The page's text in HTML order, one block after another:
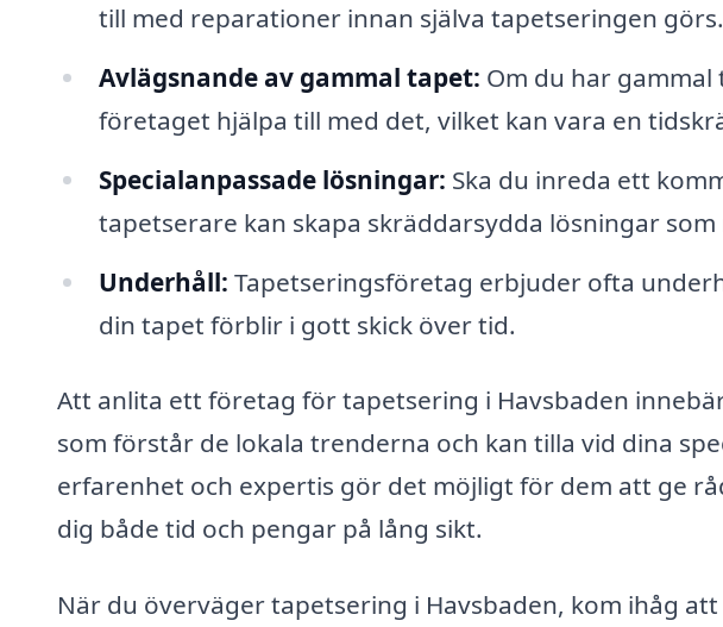
till med reparationer innan själva tapetseringen görs.
Avlägsnande av gammal tapet: Om du har
företaget hjälpa till med det, vilket kan vara en
Specialanpassade lösningar: Ska du inreda ett
tapetserare kan skapa skräddarsydda lösningar
Underhåll: Tapetseringsföretag erbjuder ofta
din tapet förblir i gott skick över tid.
Att anlita ett företag för tapetsering i Havsbaden
som förstår de lokala trenderna och kan tilla vid dina
erfarenhet och expertis gör det möjligt för dem att ge
dig både tid och pengar på lång sikt.
När du överväger tapetsering i Havsbaden, kom ihåg